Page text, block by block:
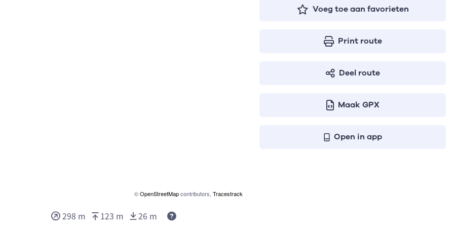
©OpenStreetMapcontributors, Tracestrack
Voeg toe aan favorieten
Print route
Deel route
Maak GPX
Open in app
298 m 123 m 26 m